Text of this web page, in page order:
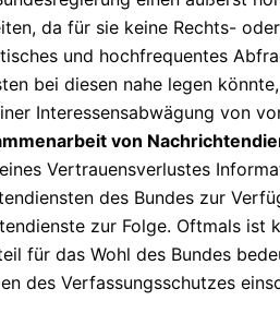
da für sie keine Rechts-
und hochfrequentes
bei diesen nahe legen
Interessensabwägung von
von
Vertrauensverlustes
des Bundes zur
zur Folge. Oftmals
für das Wohl des Bundes
des Verfassungsschutzes